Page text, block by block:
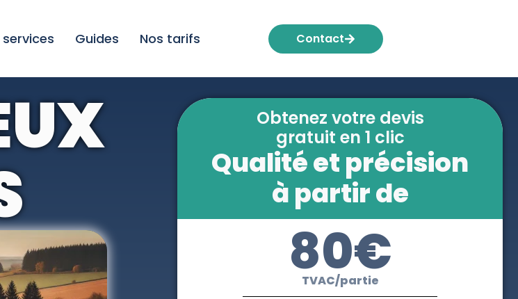
services Guides Nos tarifs Contact
Obtenez votre devis
gratuit en 1 clic
Qualité et précision
à partir de
80€
TVAC/partie